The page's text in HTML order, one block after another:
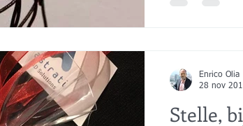
Stelle,
Enrico Olia
28 nov